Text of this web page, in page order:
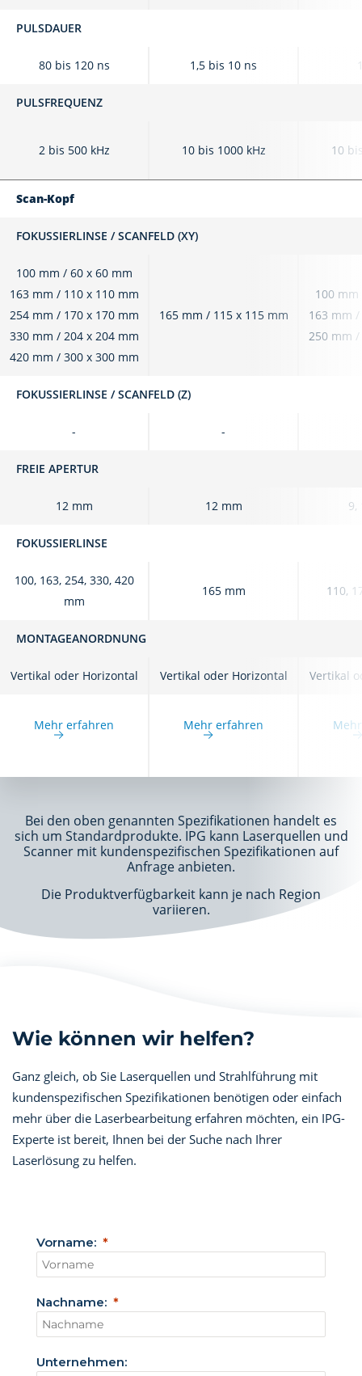
PULSDAUER
80 bis 120 ns 1,5 bis 10 ns
PULSFREQUENZ
2 bis 500 kHz 10 bis 1000 kHz 10
Scan-Kopf
FOKUSSIERLINSE / SCANFELD (XY)
100 mm / 60 x 60 mm
163 mm / 110 x 110 mm
254 mm / 170 x 170 mm
330 mm / 204 x 204 mm
420 mm / 300 x 300 mm
165 mm / 115 x 115 mm
100
163 mm
250 mm
FOKUSSIERLINSE / SCANFELD (Z)
- -
FREIE APERTUR
12 mm 12 mm 9,
FOKUSSIERLINSE
100, 163, 254, 330, 420
mm
165 mm 110,
MONTAGEANORDNUNG
Vertikal oder Horizontal Vertikal oder Horizontal Vertikal
Mehr erfahren Mehr erfahren
Bei den oben genannten Spezifikationen handelt es
sich um Standardprodukte. IPG kann Laserquellen und
Scanner mit kundenspezifischen Spezifikationen auf
Anfrage anbieten.
Die Produktverfügbarkeit kann je nach Region
variieren.
Wie können wir helfen?
Ganz gleich, ob Sie Laserquellen und Strahlführung mit
kundenspezifischen Spezifikationen benötigen oder einfach
mehr über die Laserbearbeitung erfahren möchten, ein IPG-
Experte ist bereit, Ihnen bei der Suche nach Ihrer
Laserlösung zu helfen.
Vorname:
Nachname:
Unternehmen: